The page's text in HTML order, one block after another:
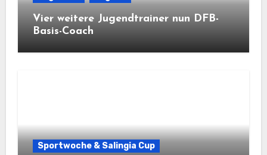
Vier weitere Jugendtrainer nun DFB-
Basis-Coach
Sportwoche & Salingia Cup